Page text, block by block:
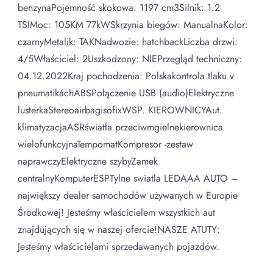
benzynaPojemność skokowa: 1197 cm3Silnik: 1.2
TSIMoc: 105KM 77kWSkrzynia biegów: ManualnaKolor:
czarnyMetalik: TAKNadwozie: hatchbackLiczba drzwi:
4/5Właściciel: 2Uszkodzony: NIEPrzegląd techniczny:
04.12.2022Kraj pochodzenia: Polskakontrola tlaku v
pneumatikáchABSPołączenie USB (audio)Elektryczne
lusterkaStereoairbagisofixWSP. KIEROWNICYAut.
klimatyzacjaASRświatła przeciwmgielnekierownica
wielofunkcyjnaTempomatKompresor -zestaw
naprawczyElektryczne szybyZamek
centralnyKomputerESPTylne swiatla LEDAAA AUTO –
największy dealer samochodów używanych w Europie
Środkowej! Jesteśmy właścicielem wszystkich aut
znajdujących się w naszej ofercie!NASZE ATUTY:
Jesteśmy właścicielami sprzedawanych pojazdów.